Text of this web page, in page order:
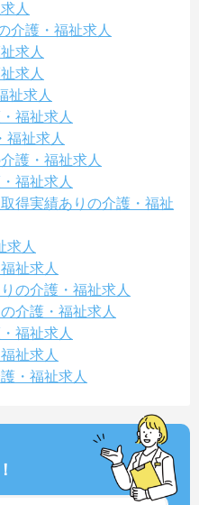
人
介護・福祉求人
求人
求人
祉求人
福祉求人
福祉求人
護・福祉求人
福祉求人
得実績ありの介護・福祉
求人
祉求人
の介護・福祉求人
介護・福祉求人
福祉求人
祉求人
・福祉求人